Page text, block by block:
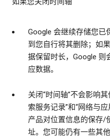
Google 会继续存储您已
到您自行将其删除；如
据保留时长，Google 则
应数据。
关闭“时间轴”不会影响
索服务记录”和“网络与
产品对位置信息的保存/
址。您可能仍有一些其